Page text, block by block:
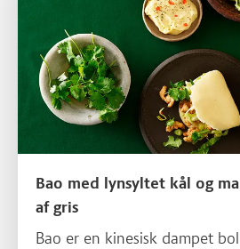
Bao med lynsyltet kål og
af gris
Bao er en kinesisk dampet